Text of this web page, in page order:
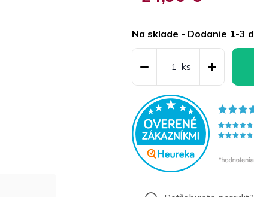
cena:
Na sklade - Dodanie 1-3